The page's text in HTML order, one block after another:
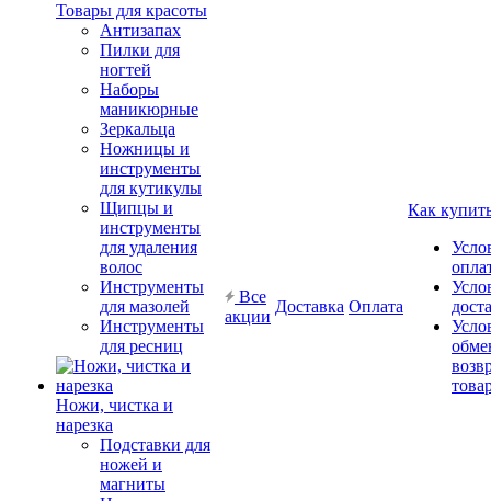
Товары для красоты
Антизапах
Пилки для
ногтей
Наборы
маникюрные
Зеркальца
Ножницы и
инструменты
для кутикулы
Щипцы и
инструменты
для удаления
волос
Инструменты
для мазолей
Инструменты
для ресниц
Ножи, чистка и
нарезка
Подставки для
ножей и
магниты
Все
акции
Доставка Оплата
Как